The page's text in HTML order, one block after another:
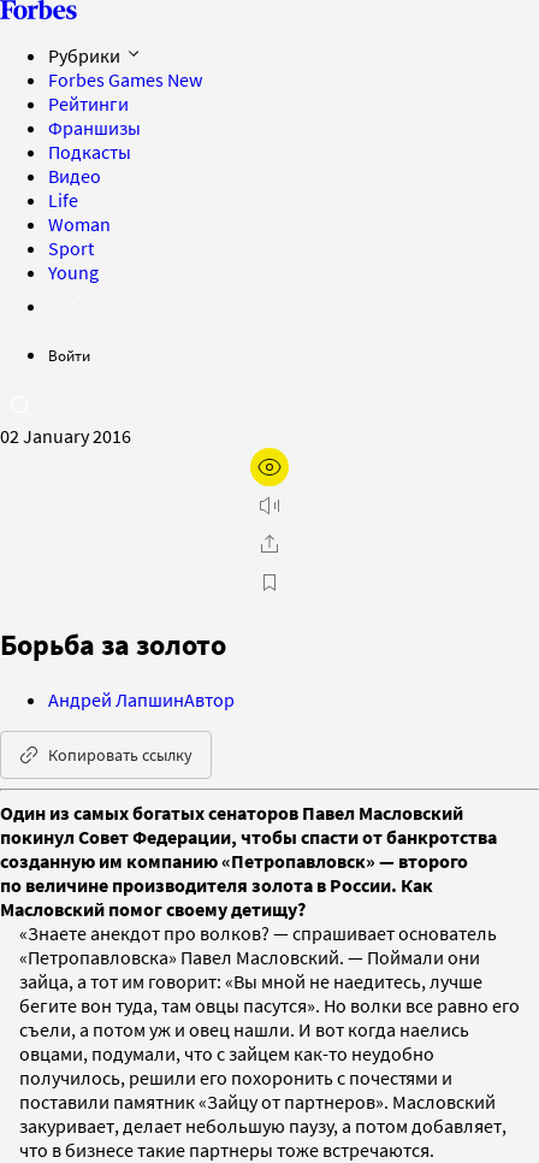
Рубрики
Forbes Games New
Рейтинги
Франшизы
Подкасты
Видео
Life
Woman
Sport
Young
Войти
02 January 2016
Борьба за золото
Андрей ЛапшинАвтор
Копировать ссылку
Один из самых богатых сенаторов Павел Масловский
покинул Совет Федерации, чтобы спасти от банкротства
созданную им компанию «Петропавловск» — второго
по величине производителя золота в России. Как
Масловский помог своему детищу?
«Знаете анекдот про волков? — спрашивает основатель
«Петропавловска» Павел Масловский. — Поймали они
зайца, а тот им говорит: «Вы мной не наедитесь, лучше
бегите вон туда, там овцы пасутся». Но волки все равно его
съели, а потом уж и овец нашли. И вот когда наелись
овцами, подумали, что с зайцем как-то неудобно
получилось, решили его похоронить с почестями и
поставили памятник «Зайцу от партнеров». Масловский
закуривает, делает небольшую паузу, а потом добавляет,
что в бизнесе такие партнеры тоже встречаются.